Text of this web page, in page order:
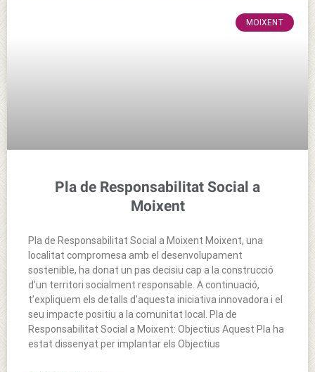
MOIXENT
Pla de Responsabilitat Social a
Moixent
Pla de Responsabilitat Social a Moixent Moixent, una
localitat compromesa amb el desenvolupament
sostenible, ha donat un pas decisiu cap a la construcció
d’un territori socialment responsable. A continuació,
t’expliquem els detalls d’aquesta iniciativa innovadora i el
seu impacte positiu a la comunitat local. Pla de
Responsabilitat Social a Moixent: Objectius Aquest Pla ha
estat dissenyat per implantar els Objectius